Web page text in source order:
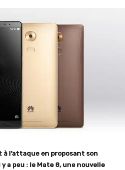
à l’attaque en proposant son
a peu : le Mate 8, une nouvelle